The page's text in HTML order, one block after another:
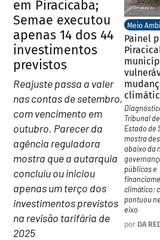
em Piracicaba;
Semae executou
apenas 14 dos 44
investimentos
previstos
Reajuste passa a valer
nas contas de setembro,
com vencimento em
outubro. Parecer da
agência reguladora
mostra que a autarquia
concluiu ou iniciou
apenas um terço dos
investimentos previstos
na revisão tarifária de
2025
Meio
Painel
Tribunal
Estado de
mostra
abaixo da
públicas e
climático;
pontuou
eixo
por DA